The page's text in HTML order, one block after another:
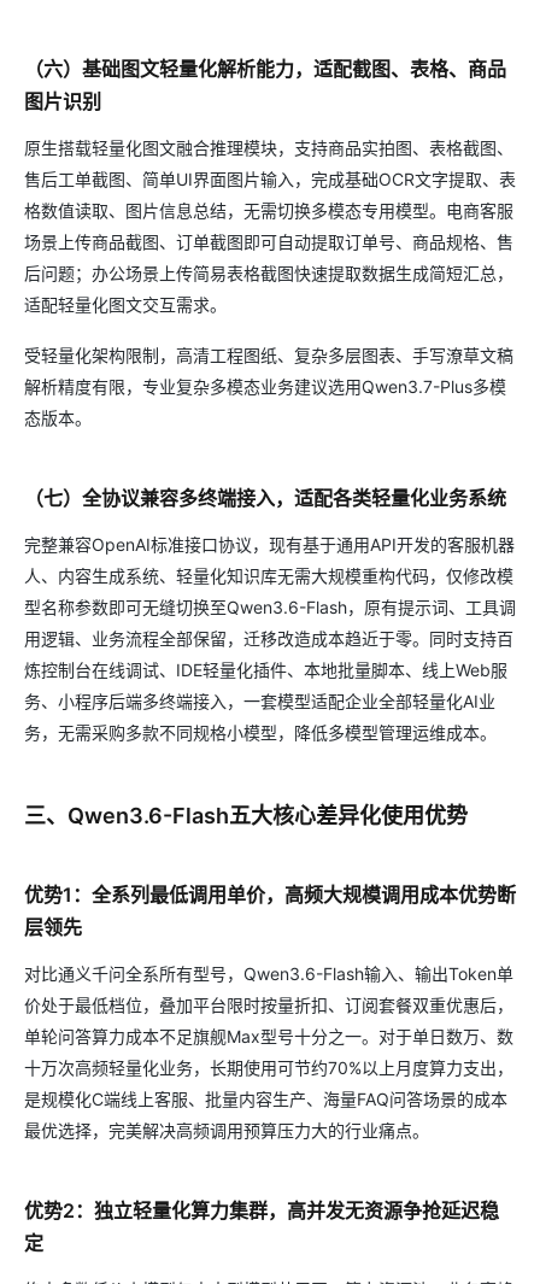
（六）基础图文轻量化解析能力，适配截图、表格、商品
图片识别
原生搭载轻量化图文融合推理模块，支持商品实拍图、表格截图、
售后工单截图、简单UI界面图片输入，完成基础OCR文字提取、表
格数值读取、图片信息总结，无需切换多模态专用模型。电商客服
场景上传商品截图、订单截图即可自动提取订单号、商品规格、售
后问题；办公场景上传简易表格截图快速提取数据生成简短汇总，
适配轻量化图文交互需求。
受轻量化架构限制，高清工程图纸、复杂多层图表、手写潦草文稿
解析精度有限，专业复杂多模态业务建议选用Qwen3.7-Plus多模
态版本。
（七）全协议兼容多终端接入，适配各类轻量化业务系统
完整兼容OpenAI标准接口协议，现有基于通用API开发的客服机器
人、内容生成系统、轻量化知识库无需大规模重构代码，仅修改模
型名称参数即可无缝切换至Qwen3.6-Flash，原有提示词、工具调
用逻辑、业务流程全部保留，迁移改造成本趋近于零。同时支持百
炼控制台在线调试、IDE轻量化插件、本地批量脚本、线上Web服
务、小程序后端多终端接入，一套模型适配企业全部轻量化AI业
务，无需采购多款不同规格小模型，降低多模型管理运维成本。
三、Qwen3.6-Flash五大核心差异化使用优势
优势1：全系列最低调用单价，高频大规模调用成本优势断
层领先
对比通义千问全系所有型号，Qwen3.6-Flash输入、输出Token单
价处于最低档位，叠加平台限时按量折扣、订阅套餐双重优惠后，
单轮问答算力成本不足旗舰Max型号十分之一。对于单日数万、数
十万次高频轻量化业务，长期使用可节约70%以上月度算力支出，
是规模化C端线上客服、批量内容生产、海量FAQ问答场景的成本
最优选择，完美解决高频调用预算压力大的行业痛点。
优势2：独立轻量化算力集群，高并发无资源争抢延迟稳
定